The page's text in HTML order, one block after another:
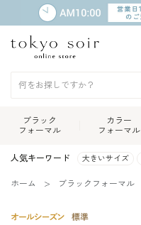
ブラック
フォーマル
カラー
フォーマル
人気キーワード 大きいサイズ
ホーム ブラックフォーマル